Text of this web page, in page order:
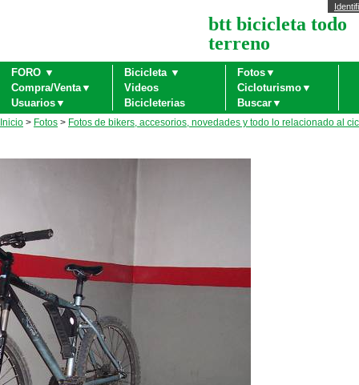
btt bicicleta todo
terreno
FORO ▼ Bicicleta ▼
Fotos▼
Compra/Venta▼
Videos
Cicloturismo▼
Usuarios▼
Bicicleterias Buscar▼
Inicio > Fotos > Fotos de bikers, accesorios, novedades y todo lo relacionado al